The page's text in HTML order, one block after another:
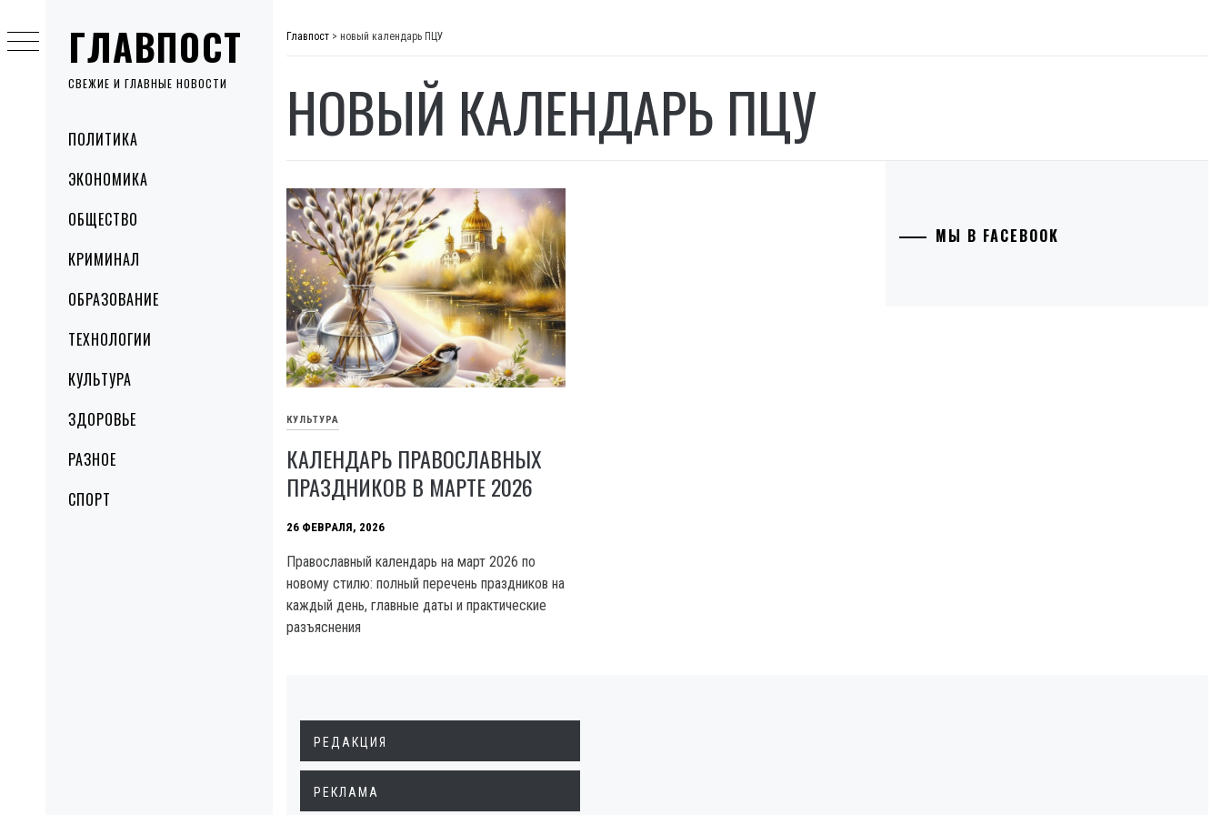
ГЛАВПОСТ
СВЕЖИЕ И ГЛАВНЫЕ НОВОСТИ
MenuПОЛИТИКА
ЭКОНОМИКА
ОБЩЕСТВО
КРИМИНАЛ
ОБРАЗОВАНИЕ
ТЕХНОЛОГИИ
КУЛЬТУРА
ЗДОРОВЬЕ
РАЗНОЕ
СПОРТ
to
content
Главпост > новый календарь ПЦУ
НОВЫЙ КАЛЕНДАРЬ ПЦУ
КУЛЬТУРА
КАЛЕНДАРЬ ПРАВОСЛАВНЫХ
ПРАЗДНИКОВ В МАРТЕ 2026
26 ФЕВРАЛЯ, 2026
Православный календарь на март 2026 по
новому стилю: полный перечень праздников на
каждый день, главные даты и практические
разъяснения
МЫ В FACEBOOK
РЕДАКЦИЯ
РЕКЛАМА